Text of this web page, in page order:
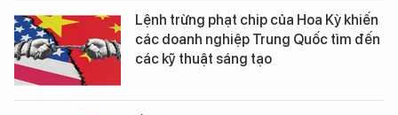
Lệnh trừng phạt chip của Hoa Kỳ khiến
các doanh nghiệp Trung Quốc tìm đến
các kỹ thuật sáng tạo